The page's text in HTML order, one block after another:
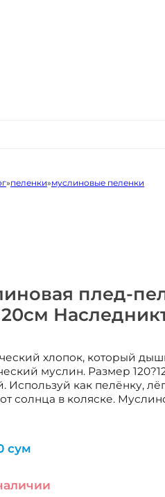
плед-
хлопок, который
муслин. Размер
Используй как пелёнку,
солнца в коляске.
пеленки муслиновые пеленки
сум